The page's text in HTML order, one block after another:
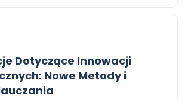
Dotyczące Innowacji
Nowe Metody i